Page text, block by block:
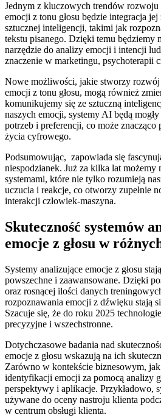
Jednym z ⁣kluczowych trendów
emocji ‍z tonu głosu będzie integracja
sztucznej inteligencji, takimi jak
tekstu pisanego. Dzięki temu będziemy
narzędzie do analizy emocji i intencji⁣
znaczenie w marketingu, psychoterapii
Nowe możliwości, jakie stworzy
emocji ‍z tonu głosu, mogą ⁢również
komunikujemy się ze ⁢sztuczną
naszych emocji, systemy AI będą
potrzeb i preferencji,​ co może znacząco
życia cyfrowego.
Podsumowując,‍ ⁢ zapowiada się
niespodzianek. Już za ‌kilka lat możemy‍
systemami, które ⁣nie tylko ‌rozumieją
uczucia ⁣i reakcje, co otworzy zupełnie
interakcji człowiek-maszyna.
Skuteczność systemów
⁤emocje ‌z głosu w
Systemy ⁢analizujące emocje z głosu
powszechne i ‌zaawansowane. Dzięki
⁣oraz​ rosnącej ilości ​danych
rozpoznawania emocji z dźwięku ​stają
⁤Szacuje się, że do roku 2025
precyzyjne ⁤i wszechstronne.
Dotychczasowe⁣ badania nad‍
emocje z głosu wskazują na ich
Zarówno w ​kontekście biznesowym,
identyfikacji​ emocji za ​pomocą analizy
perspektywy i aplikacje. ⁢Przykładowo,
⁢używane do oceny nastroju klienta
w centrum obsługi klienta.